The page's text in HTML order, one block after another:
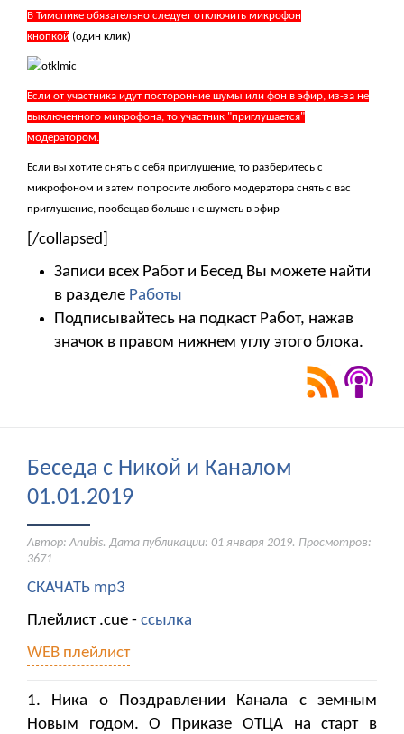
В Тимспике обязательно следует отключить микрофон
кнопкой (один клик)
Если от участника идут посторонние шумы или фон в эфир, из-за не
выключенного микрофона, то участник "приглушается"
модератором.
Если вы хотите снять с себя приглушение, то разберитесь с
микрофоном и затем попросите любого модератора снять с вас
приглушение, пообещав больше не шуметь в эфир
[/collapsed]
Записи всех Работ и Бесед Вы можете найти
в разделе Работы
Подписывайтесь на подкаст Работ, нажав
значок в правом нижнем углу этого блока.
Беседа с Никой и Каналом
01.01.2019
Автор: Anubis. Дата публикации: 01 января 2019. Просмотров:
3671
СКАЧАТЬ mp3
Плейлист .cue - ссылка
WEB плейлист
1. Ника о Поздравлении Канала с земным
Новым годом. О Приказе ОТЦА на старт в